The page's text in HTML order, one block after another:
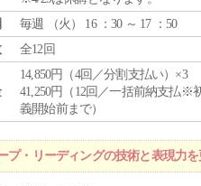
毎週 （火 ） 16 ：30 ～ 17 ：50
全12回
14,850円（4回／分割支払い）×3
41,250円（12回／一括前納支払※
義開始前まで）
・リーディングの技術と表現力